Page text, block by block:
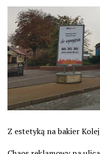
Z estetyką na bakier